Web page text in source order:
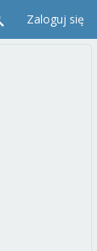
Zaloguj się